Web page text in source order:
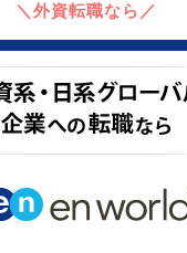
＼外資転職なら／